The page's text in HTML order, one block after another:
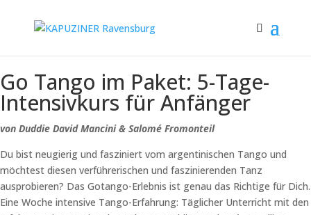
Go Tango im Paket: 5-Tage-
Intensivkurs für Anfänger
von Duddie David Mancini & Salomé Fromonteil
Du bist neugierig und fasziniert vom argentinischen Tango und
möchtest diesen verführerischen und faszinierenden Tanz
ausprobieren? Das Gotango-Erlebnis ist genau das Richtige für Dich.
Eine Woche intensive Tango-Erfahrung: Täglicher Unterricht mit den